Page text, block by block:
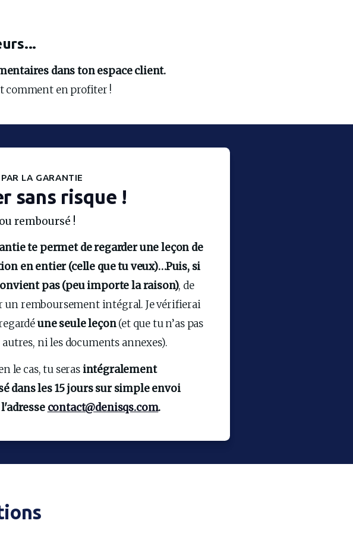
dans ton espace client.
comment en profiter !
LA GARANTIE
sans risque !
remboursé !
te permet de regarder une leçon de
en entier (celle que tu veux)…Puis, si
pas (peu importe la raison), de
un remboursement intégral. Je vérifierai
une seule leçon (et que tu n’as pas
ni les documents annexes).
le cas, tu seras intégralement
dans les 15 jours sur simple envoi
contact@denisqs.com.